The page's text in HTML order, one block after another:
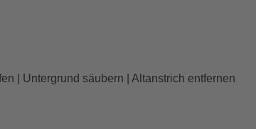
| Untergrund säubern | Altanstrich entfernen